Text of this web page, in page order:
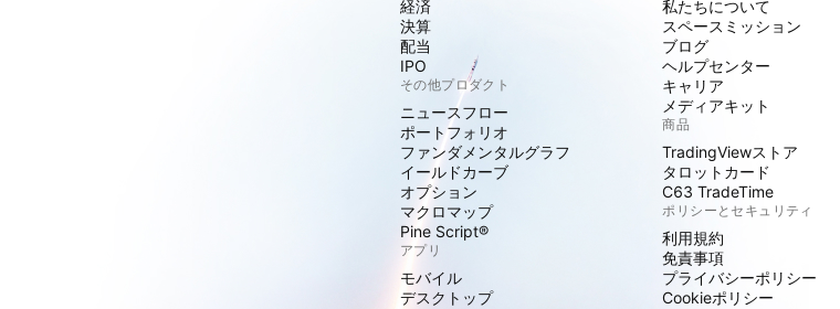
経済
決算
配当
IPO
その他プロダクト
ニュースフロー
ポートフォリオ
ファンダメンタルグラフ
イールドカーブ
オプション
マクロマップ
Pine Script®
アプリ
モバイル
デスクトップ
私たちについて
スペースミッション
ブログ
ヘルプセンター
キャリア
メディアキット
商品
TradingViewストア
タロットカード
C63 TradeTime
ポリシーとセキュリティ
利用規約
免責事項
プライバシーポリシー
Cookieポリシー